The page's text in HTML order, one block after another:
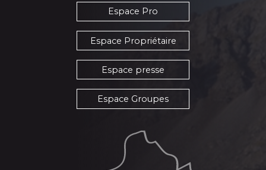
Espace Pro
Espace Propriétaire
Espace presse
Espace Groupes